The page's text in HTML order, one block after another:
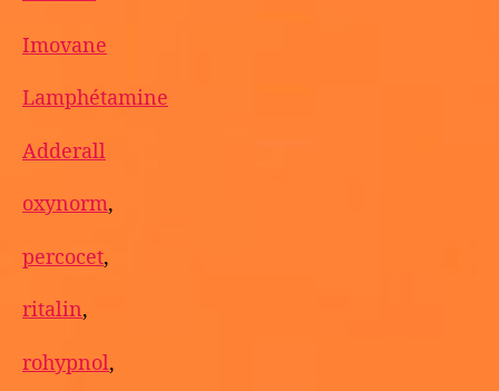
Imovane
Lamphétamine
Adderall
oxynorm,
percocet,
ritalin,
rohypnol,